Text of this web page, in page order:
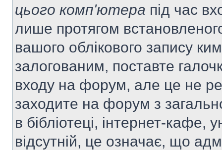
цього комп'ютера під час
лише протягом
вашого облікового запису
залогованим, поставте
входу на форум, але це не
заходите на форум з
в бібліотеці, інтернет-кафе,
відсутній, це означає, що